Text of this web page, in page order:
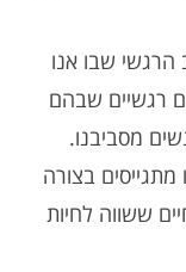
הרגשי שבו אנו
רגשיים שבהם
מסביבנו.
בצורה
ששווה לחיות